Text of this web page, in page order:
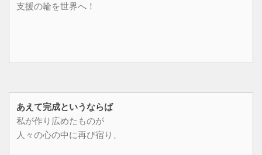
支援の輪を世界へ！
あえて完成というならば
私が作り広めたものが
人々の心の中に再び宿り、